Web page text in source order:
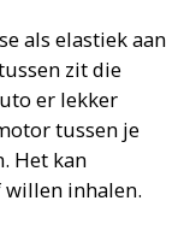
als elastiek aan
zit die
er lekker
tussen je
Het kan
inhalen.